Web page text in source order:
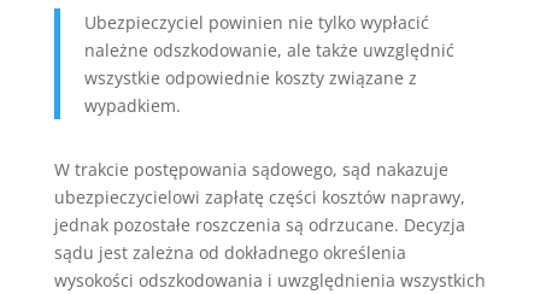
Ubezpieczyciel powinien nie tylko wypłacić
należne odszkodowanie, ale także uwzględnić
wszystkie odpowiednie koszty związane z
wypadkiem.
W trakcie postępowania sądowego, sąd nakazuje
ubezpieczycielowi zapłatę części kosztów naprawy,
jednak pozostałe roszczenia są odrzucane. Decyzja
sądu jest zależna od dokładnego określenia
wysokości odszkodowania i uwzględnienia wszystkich